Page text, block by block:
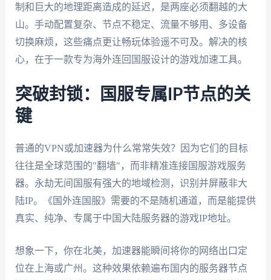
制和巨大的地理距离造成的延迟，是两座必须翻越的大
山。手动配置复杂、节点不稳定、流量不够用、多设备
切换麻烦，这些痛点更让畅玩体验遥不可及。解决的核
心，在于一款专为海外连回国服设计的游戏加速工具。
突破封锁：国服专属IP节点的关
键
普通的VPN或加速器为什么常常失效？因为它们的目标
往往是全球范围的"翻墙"，而非精准连接国服游戏服务
器。永劫无间国服有强大的地域检测，识别并屏蔽非大
陆IP。《国外连国服》需要的不是随机通道，而是能提供
真实、纯净、专属于中国大陆服务器的游戏IP地址。
想象一下，你在北美，加速器能瞬间将你的网络出口定
位在上海或广州。这种效果依赖遍布国内的服务器节点